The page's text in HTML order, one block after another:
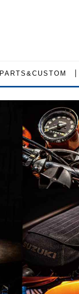
PARTS&CUSTOM